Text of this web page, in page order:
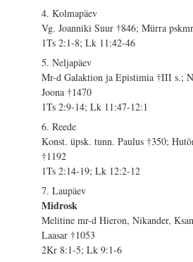
4. Kolmapäev
Vg. Joanniki Suur †846; Mürra
1Ts 2:1-8; Lk 11:42-46
5. Neljapäev
Mr-d Galaktion ja Epistimia †III s.;
Joona †1470
1Ts 2:9-14; Lk 11:47-12:1
6. Reede
Konst. üpsk. tunn. Paulus †350;
†1192
1Ts 2:14-19; Lk 12:2-12
7. Laupäev
Midrosk
Melitine mr-d Hieron, Nikander,
Laasar †1053
2Kr 8:1-5; Lk 9:1-6